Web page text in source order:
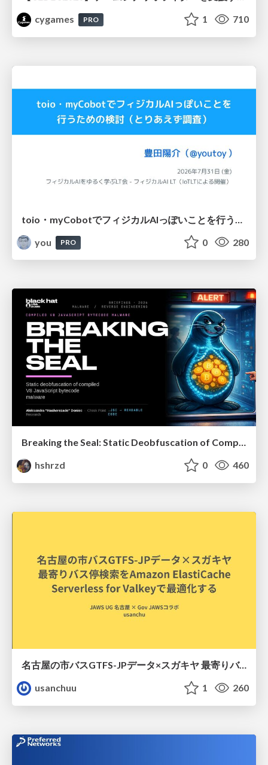
cygames
PRO 1 710
you
PRO 0 280
Breaking the Seal: Static Deobfuscation of Compiled V8 JavaScript Bytecode Malware
hshrzd
0 460
名古屋の市バスGTFS-JPデータ×スガキヤ 最寄りバス停検索をAmazon ElastiCache Serverless for Valkeyで最適化する
usanchuu
1 260